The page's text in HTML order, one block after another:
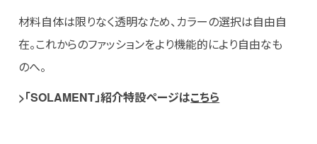
材料自体は限りなく透明なため、カラーの選択は自由自
在。これからのファッションをより機能的により自由なも
のへ。
>「SOLAMENT」紹介特設ページはこちら